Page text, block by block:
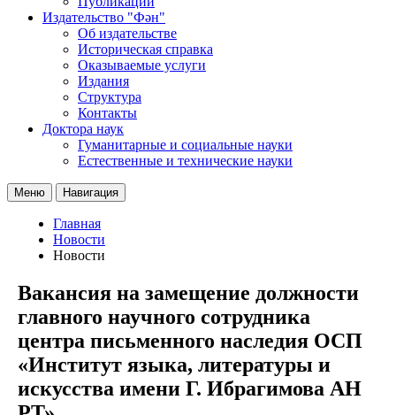
Издательство "Фән"
Об издательстве
Историческая справка
Оказываемые услуги
Издания
Структура
Контакты
Доктора наук
Гуманитарные и социальные науки
Естественные и технические науки
Меню Навигация
Главная
Новости
Новости
Вакансия на замещение должности
главного научного сотрудника
центра письменного наследия ОСП
«Институт языка, литературы и
искусства имени Г. Ибрагимова АН